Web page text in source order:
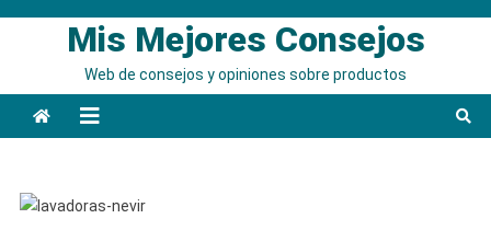
Mis Mejores Consejos
Web de consejos y opiniones sobre productos